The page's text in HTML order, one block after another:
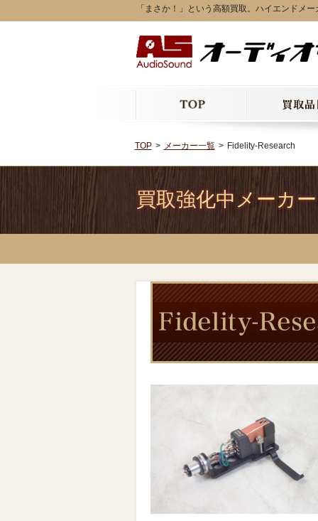
「まさか！」という高額買取。ハイエンドメ
TOP メーカー一覧 Fidelity-Research
買取強化中メーカー